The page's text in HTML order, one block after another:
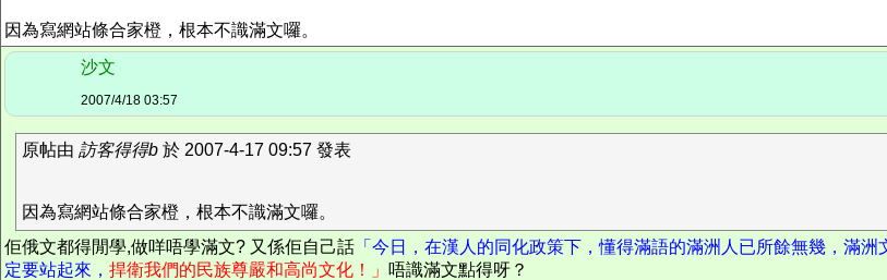
因為寫網站條合家橙，根本不識滿文囉。
沙文
2007/4/18 03:57
原帖由 訪客得得b 於 2007-4-17 09:57 發表
因為寫網站條合家橙，根本不識滿文囉。
佢俄文都得閒學,做咩唔學滿文? 又係佢自己話 「今日，在漢人的同化政策下，懂得滿語的滿洲人已所餘無幾，滿
定要站起來， 捍衛我們的民族尊嚴和高尚文化！」 唔識滿文點得呀？